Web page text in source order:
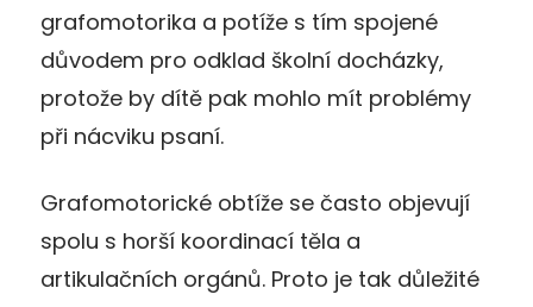
grafomotorika a potíže s tím spojené
důvodem pro odklad školní docházky,
protože by dítě pak mohlo mít problémy
při nácviku psaní.
Grafomotorické obtíže se často objevují
spolu s horší koordinací těla a
artikulačních orgánů. Proto je tak důležité